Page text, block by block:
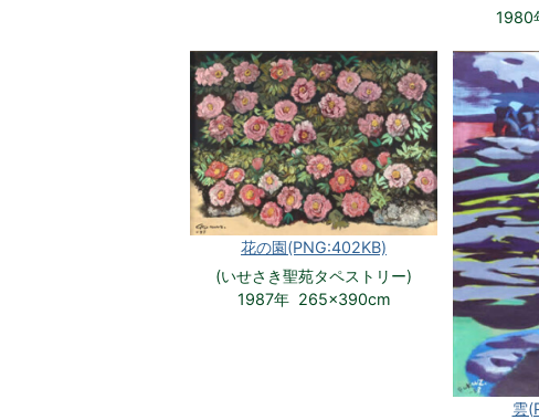
1980
花の園(PNG:402KB)
(いせさき聖苑タペストリー)
1987年 265×390cm
雲